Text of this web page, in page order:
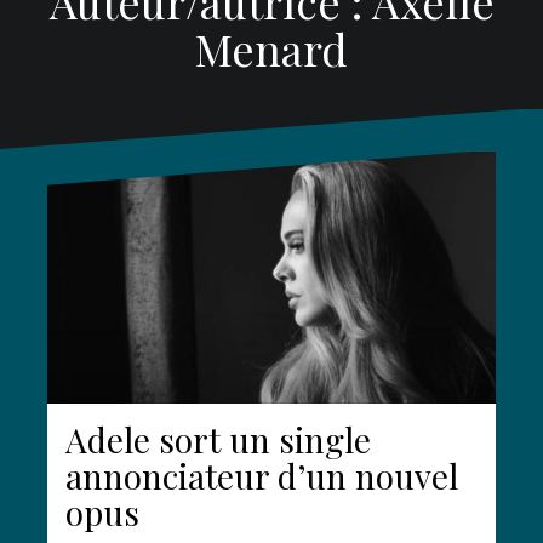
Menard
Adele sort un single
annonciateur d’un nouvel
opus